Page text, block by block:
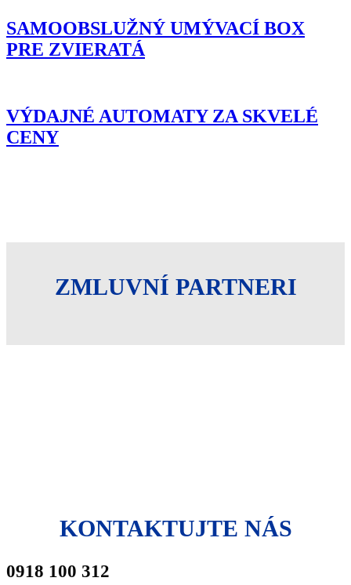
SAMOOBSLUŽNÝ UMÝVACÍ BOX
PRE ZVIERATÁ
VÝDAJNÉ AUTOMATY ZA SKVELÉ
CENY
ZMLUVNÍ PARTNERI
KONTAKTUJTE NÁS
0918 100 312